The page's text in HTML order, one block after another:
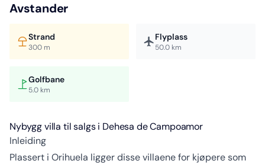
Avstander
Strand
300 m
Flyplass
50.0 km
Golfbane
5.0 km
Nybygg villa til salgs i Dehesa de Campoamor
Inleiding
Plassert i Orihuela ligger disse villaene for kjøpere som